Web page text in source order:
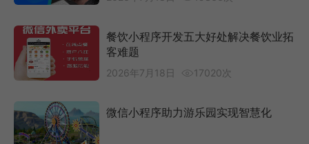
餐饮小程序开发五大好处解决餐饮业拓
客难题
2026年7月18日 17020次
微信小程序助力游乐园实现智慧化